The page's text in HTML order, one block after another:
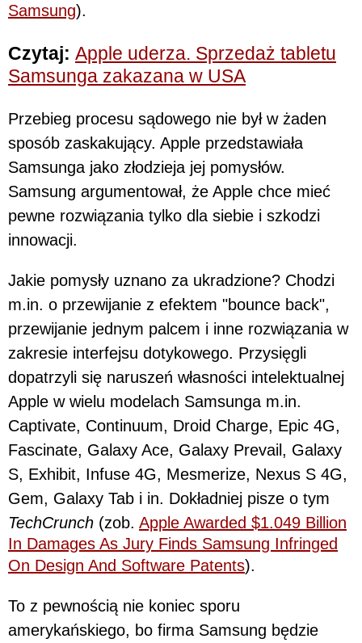
Samsung).
Czytaj: Apple uderza. Sprzedaż tabletu
Samsunga zakazana w USA
Przebieg procesu sądowego nie był w żaden
sposób zaskakujący. Apple przedstawiała
Samsunga jako złodzieja jej pomysłów.
Samsung argumentował, że Apple chce mieć
pewne rozwiązania tylko dla siebie i szkodzi
innowacji.
Jakie pomysły uznano za ukradzione? Chodzi
m.in. o przewijanie z efektem "bounce back",
przewijanie jednym palcem i inne rozwiązania w
zakresie interfejsu dotykowego. Przysięgli
dopatrzyli się naruszeń własności intelektualnej
Apple w wielu modelach Samsunga m.in.
Captivate, Continuum, Droid Charge, Epic 4G,
Fascinate, Galaxy Ace, Galaxy Prevail, Galaxy
S, Exhibit, Infuse 4G, Mesmerize, Nexus S 4G,
Gem, Galaxy Tab i in. Dokładniej pisze o tym
TechCrunch (zob. Apple Awarded $1.049 Billion
In Damages As Jury Finds Samsung Infringed
On Design And Software Patents).
To z pewnością nie koniec sporu
amerykańskiego, bo firma Samsung będzie